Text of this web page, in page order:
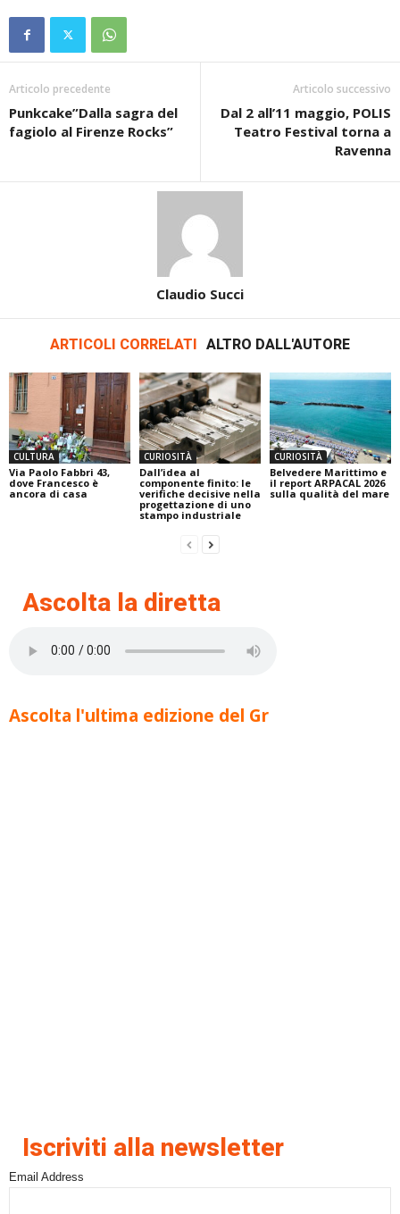
Articolo precedente
Punkcake”Dalla sagra del
fagiolo al Firenze Rocks”
Articolo successivo
Dal 2 all’11 maggio, POLIS
Teatro Festival torna a
Ravenna
Claudio Succi
ARTICOLI CORRELATI ALTRO DALL'AUTORE
CULTURA
Via Paolo Fabbri 43,
dove Francesco è
ancora di casa
CURIOSITÀ
Dall’idea al
componente finito: le
verifiche decisive nella
progettazione di uno
stampo industriale
CURIOSITÀ
Belvedere Marittimo e
il report ARPACAL 2026
sulla qualità del mare
Ascolta la diretta
Ascolta l'ultima edizione del Gr
Iscriviti alla newsletter
Email Address